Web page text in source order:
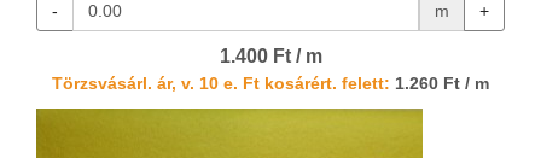
- m +
1.400 Ft / m
Törzsvásárl. ár, v. 10 e. Ft kosárért. felett: 1.260 Ft / m